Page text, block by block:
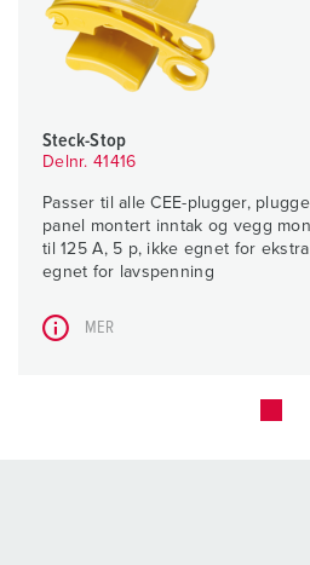
Steck-Stop
Delnr. 41416
Passer til alle CEE-plugger,
panel montert inntak og vegg
til 125 A, 5 p, ikke egnet for
egnet for lavspenning
MER